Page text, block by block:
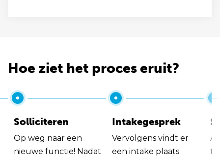
Hoe ziet het proces eruit?
Solliciteren
Op weg naar een
nieuwe functie! Nadat
Intakegesprek
Vervolgens vindt er
een intake plaats